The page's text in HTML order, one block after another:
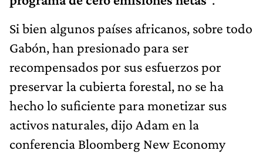
Si bien algunos países africanos, sobre todo
Gabón, han presionado para ser
recompensados ​​por sus esfuerzos por
preservar la cubierta forestal, no se ha
hecho lo suficiente para monetizar sus
activos naturales, dijo Adam en la
conferencia Bloomberg New Economy